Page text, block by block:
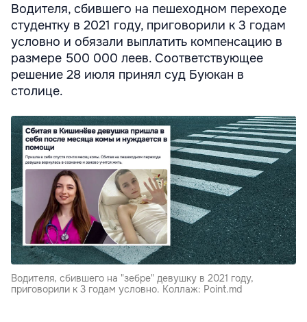
Водителя, сбившего на пешеходном переходе
студентку в 2021 году, приговорили к 3 годам
условно и обязали выплатить компенсацию в
размере 500 000 леев. Соответствующее
решение 28 июля принял суд Буюкан в
столице.
Водителя, сбившего на "зебре" девушку в 2021 году,
приговорили к 3 годам условно. Коллаж: Point.md